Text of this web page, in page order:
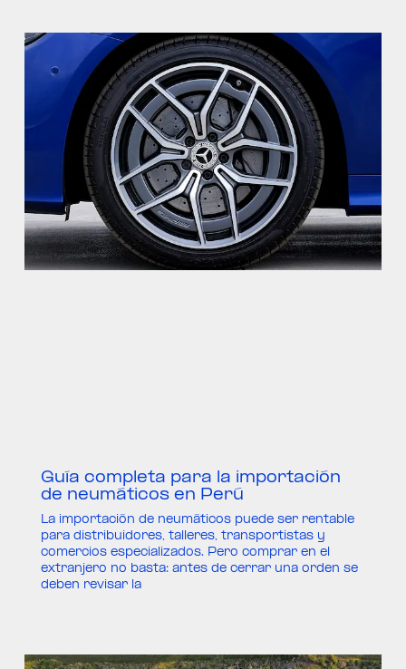
Guía completa para la importación
de neumáticos en Perú
La importación de neumáticos puede ser rentable
para distribuidores, talleres, transportistas y
comercios especializados. Pero comprar en el
extranjero no basta: antes de cerrar una orden se
deben revisar la